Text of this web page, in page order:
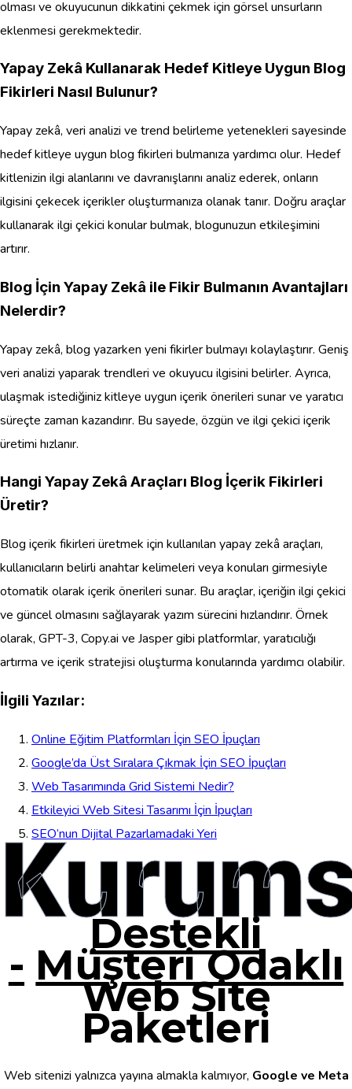
olması ve okuyucunun dikkatini çekmek için görsel unsurların
eklenmesi gerekmektedir.
Yapay Zekâ Kullanarak Hedef Kitleye Uygun Blog
Fikirleri Nasıl Bulunur?
Yapay zekâ, veri analizi ve trend belirleme yetenekleri sayesinde
hedef kitleye uygun blog fikirleri bulmanıza yardımcı olur. Hedef
kitlenizin ilgi alanlarını ve davranışlarını analiz ederek, onların
ilgisini çekecek içerikler oluşturmanıza olanak tanır. Doğru araçlar
kullanarak ilgi çekici konular bulmak, blogunuzun etkileşimini
artırır.
Blog İçin Yapay Zekâ ile Fikir Bulmanın Avantajları
Nelerdir?
Yapay zekâ, blog yazarken yeni fikirler bulmayı kolaylaştırır. Geniş
veri analizi yaparak trendleri ve okuyucu ilgisini belirler. Ayrıca,
ulaşmak istediğiniz kitleye uygun içerik önerileri sunar ve yaratıcı
süreçte zaman kazandırır. Bu sayede, özgün ve ilgi çekici içerik
üretimi hızlanır.
Hangi Yapay Zekâ Araçları Blog İçerik Fikirleri
Üretir?
Blog içerik fikirleri üretmek için kullanılan yapay zekâ araçları,
kullanıcıların belirli anahtar kelimeleri veya konuları girmesiyle
otomatik olarak içerik önerileri sunar. Bu araçlar, içeriğin ilgi çekici
ve güncel olmasını sağlayarak yazım sürecini hızlandırır. Örnek
olarak, GPT-3, Copy.ai ve Jasper gibi platformlar, yaratıcılığı
artırma ve içerik stratejisi oluşturma konularında yardımcı olabilir.
İlgili Yazılar:
Online Eğitim Platformları İçin SEO İpuçları
Google’da Üst Sıralara Çıkmak İçin SEO İpuçları
Web Tasarımında Grid Sistemi Nedir?
Etkileyici Web Sitesi Tasarımı İçin İpuçları
SEO’nun Dijital Pazarlamadaki Yeri
Destekli
- Müşteri Odaklı
Web Site
Paketleri
Web sitenizi yalnızca yayına almakla kalmıyor, Google ve Meta